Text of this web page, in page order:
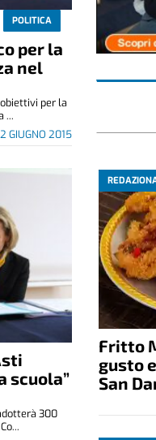
POLITICA
per la
nel
2 GIUGNO 2015
per la
...
scuola”
300
Fritto
gusto
San